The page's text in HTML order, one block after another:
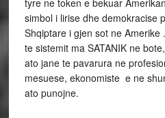
tyre ne token e bekuar
simbol i lirise dhe demokracise
Shqiptare i gjen sot ne
te sistemit ma SATANIK ne
ato jane te pavarura ne
mesuese, ekonomiste e ne
ato punojne.